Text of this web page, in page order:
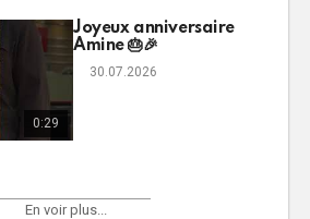
0:29
Joyeux anniversaire
Amine 🎂🎉
30.07.2026
En voir plus...